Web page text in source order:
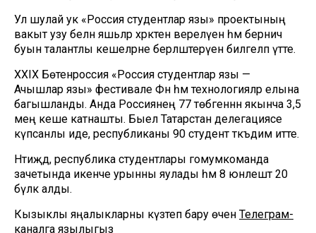
Ул шулай ук «Россия студентлар язы» проектының
вакыт узу белән яшьләр хәрәкәтенә әверелүен һәм берничә
буын талантлы кешеләрне берләштерүен билгеләп үтте.
XXIX Бөтенроссия «Россия студентлар язы —
Ачышлар язы» фестивале Фән һәм технологияләр елына
багышланды. Анда Россиянең 77 төбәгеннән якынча 3,5
мең кеше катнашты. Быел Татарстан делегациясе
күпсанлы иде, республиканы 90 студент тәкъдим итте.
Нәтиҗәдә, республика студентлары гомумкоманда
зачетында икенче урынны яулады һәм 8 юнәлештә 20
бүләк алды.
Кызыклы яңалыкларны күзәтеп бару өчен Телеграм-
каналга язылыгыз